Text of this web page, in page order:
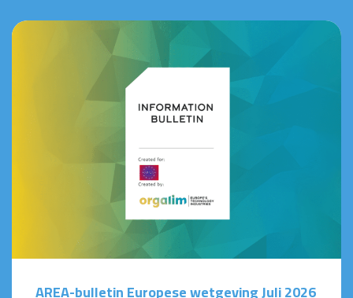
AREA-bulletin Europese wetgeving Juli 2026